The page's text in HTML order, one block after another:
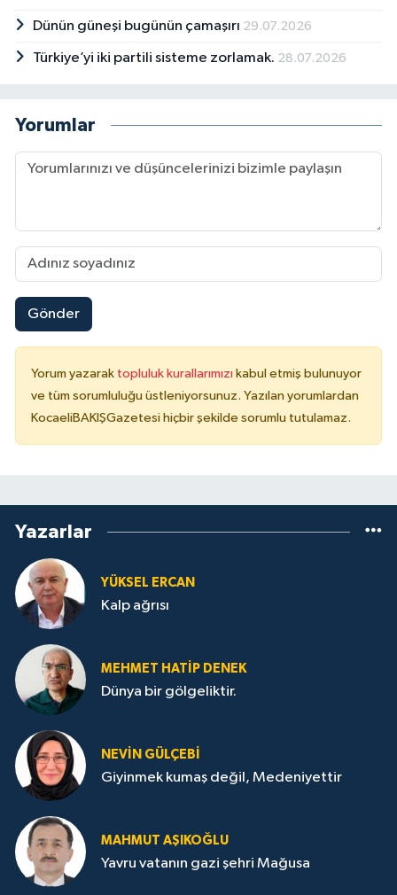
Dünün güneşi bugünün çamaşırı 29.07.2026
Türkiye’yi iki partili sisteme zorlamak. 28.07.2026
Yorumlar
Gönder
Yorum yazarak topluluk kurallarımızı kabul etmiş bulunuyor
ve tüm sorumluluğu üstleniyorsunuz. Yazılan yorumlardan
KocaeliBAKIŞGazetesi hiçbir şekilde sorumlu tutulamaz.
Yazarlar
YÜKSEL ERCAN
Kalp ağrısı
MEHMET HATİP DENEK
Dünya bir gölgeliktir.
NEVİN GÜLÇEBİ
Giyinmek kumaş değil, Medeniyettir
MAHMUT AŞIKOĞLU
Yavru vatanın gazi şehri Mağusa